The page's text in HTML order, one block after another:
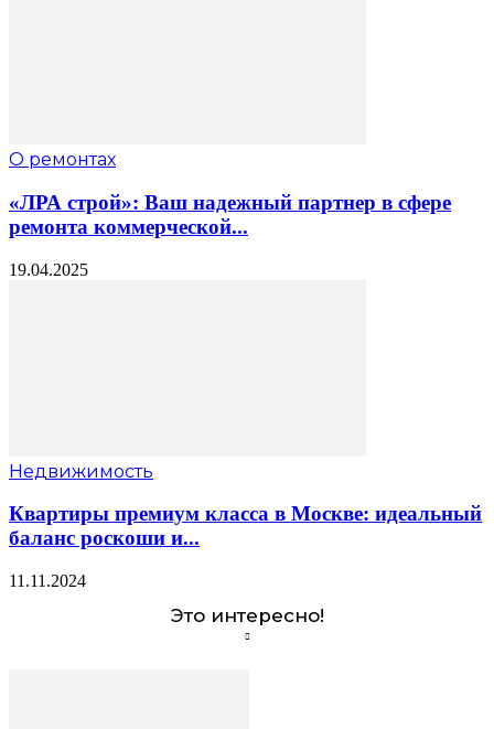
О ремонтах
«ЛРА строй»: Ваш надежный партнер в сфере
ремонта коммерческой...
19.04.2025
Недвижимость
Квартиры премиум класса в Москве: идеальный
баланс роскоши и...
11.11.2024
Это интересно!